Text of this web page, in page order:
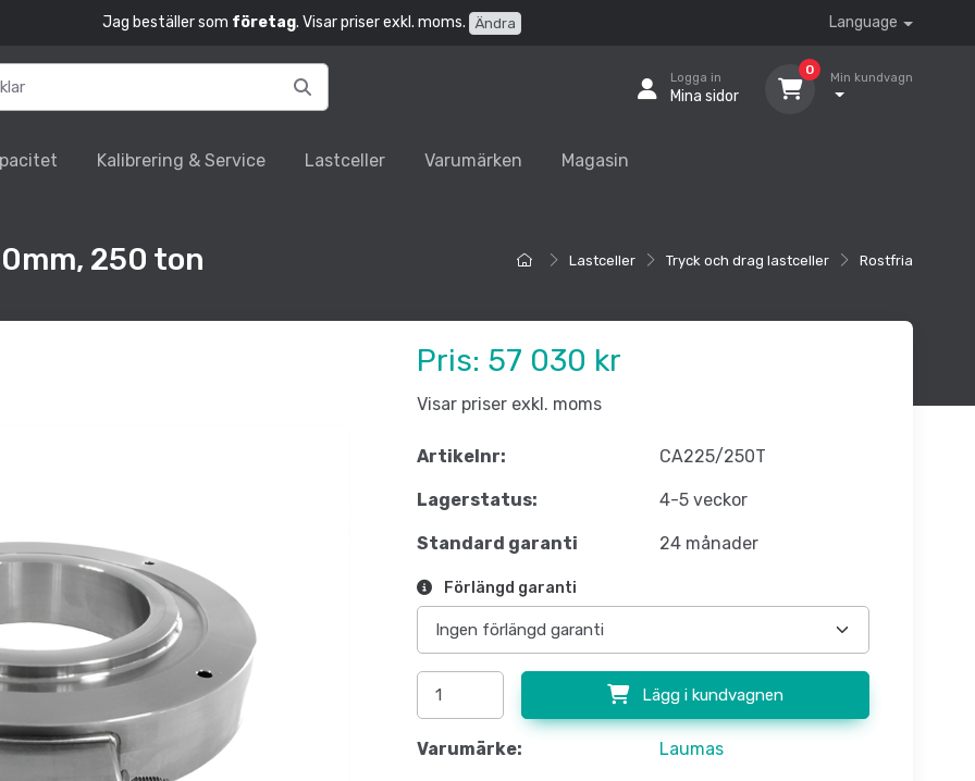
Jag beställer som företag. Visar priser exkl. moms. Ändra Language
Logga in
Mina sidor
0
Min kundvagn
Kalibrering & Service Lastceller Varumärken Magasin
Lastceller Tryck och drag lastceller Rostfria
250 ton
Pris: 57 030 kr
Visar priser exkl. moms
Artikelnr: CA225/250T
Lagerstatus: 4-5 veckor
Standard garanti 24 månader
Förlängd garanti
Lägg i kundvagnen
Varumärke: Laumas